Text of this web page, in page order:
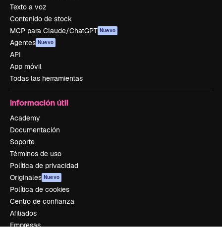
Texto a voz
Contenido de stock
MCP para Claude/ChatGPT Nuevo
Agentes Nuevo
API
App móvil
Todas las herramientas
Información útil
Academy
Documentación
Soporte
Términos de uso
Política de privacidad
Originales Nuevo
Política de cookies
Centro de confianza
Afiliados
Empresas